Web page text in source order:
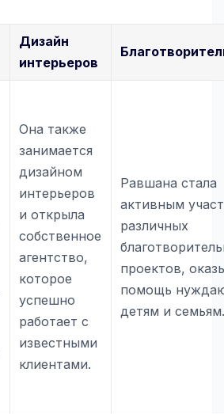
Дизайн
интерьеров
Она также
занимается
дизайном
интерьеров
и открыла
собственное
агентство,
которое
успешно
работает с
известными
клиентами.
Равшана стала
активным
различных
проектов,
помощь
детям и